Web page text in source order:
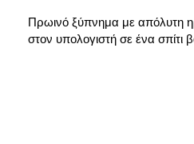
Πρωινό ξύπνημα με απόλυτη
στον υπολογιστή σε ένα σπίτι